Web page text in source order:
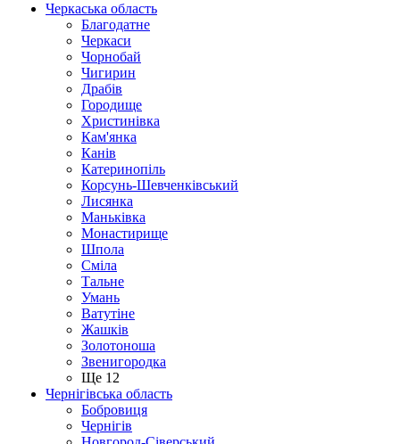
Черкаська область
Благодатне
Черкаси
Чорнобай
Чигирин
Драбів
Городище
Христинівка
Кам'янка
Канів
Катеринопіль
Корсунь-Шевченківський
Лисянка
Маньківка
Монастирище
Шпола
Сміла
Тальне
Умань
Ватутіне
Жашків
Золотоноша
Звенигородка
Ще 12
Чернігівська область
Бобровиця
Чернігів